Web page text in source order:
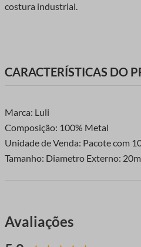
costura industrial.
CARACTERÍSTICAS DO
Marca: Luli
Composição: 100% Metal
Unidade de Venda: Pacote com
Tamanho: Diametro Externo:
Avaliações